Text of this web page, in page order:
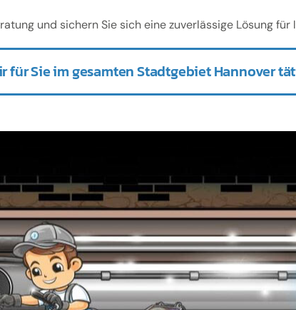
und sichern Sie sich eine zuverlässige Lösung
für Sie im gesamten Stadtgebiet Hannover